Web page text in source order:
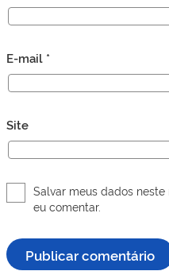
E-mail *
Site
Salvar meus dados
eu comentar.